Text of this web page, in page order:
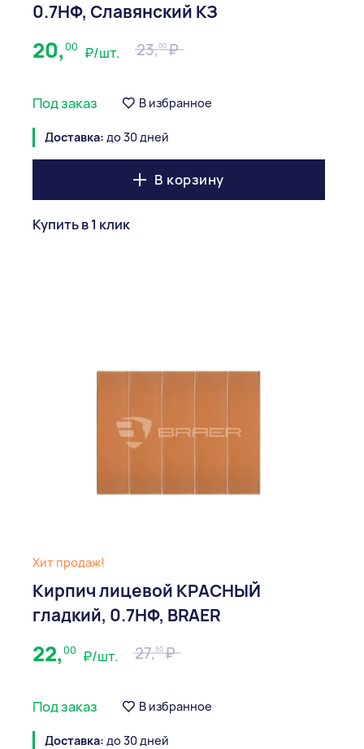
0.7НФ, Славянский КЗ
20,00 ₽/шт. 23,00
Под заказ В избранное
Доставка: до 30 дней
В корзину
Купить в 1 клик
Хит продаж!
Кирпич лицевой КРАСНЫЙ
гладкий, 0.7НФ, BRAER
22,00 ₽/шт. 27,50
Под заказ В избранное
Доставка: до 30 дней